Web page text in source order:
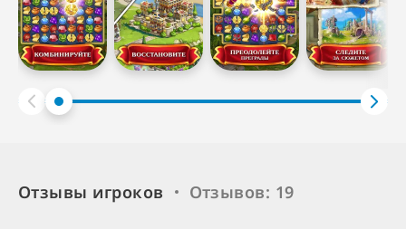
Отзывы игроков Отзывов: 19